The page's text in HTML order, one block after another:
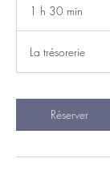
1 h 30 min
m
i
La trésorerie
Réserver